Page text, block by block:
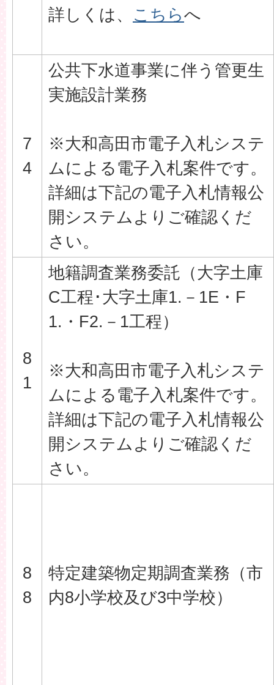
詳しくは、 こちらへ
7
4
公共下水道事業に伴う管更生
実施設計業務
※大和高田市電子入札システ
ムによる電子入札案件です。
詳細は下記の電子入札情報公
開システムよりご確認くだ
さい。
8
1
地籍調査業務委託（大字土庫
C工程･大字土庫1.－1E・F
1.・F2.－1工程）
※大和高田市電子入札システ
ムによる電子入札案件です。
詳細は下記の電子入札情報公
開システムよりご確認くだ
さい。
8
8
特定建築物定期調査業務（市
内8小学校及び3中学校）